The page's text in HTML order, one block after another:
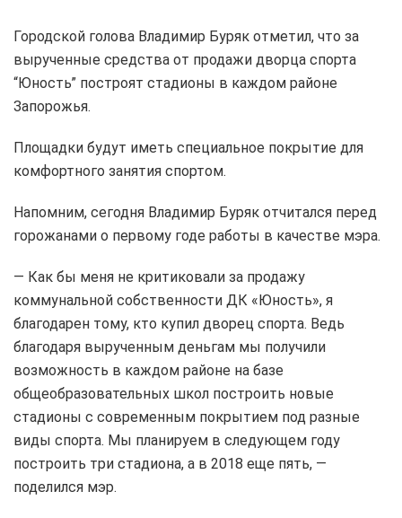
Городской голова Владимир Буряк отметил, что за
вырученные средства от продажи дворца спорта
“Юность” построят стадионы в каждом районе
Запорожья.
Площадки будут иметь специальное покрытие для
комфортного занятия спортом.
Напомним, сегодня Владимир Буряк отчитался перед
горожанами о первому годе работы в качестве мэра.
— Как бы меня не критиковали за продажу
коммунальной собственности ДК «Юность», я
благодарен тому, кто купил дворец спорта. Ведь
благодаря вырученным деньгам мы получили
возможность в каждом районе на базе
общеобразовательных школ построить новые
стадионы с современным покрытием под разные
виды спорта. Мы планируем в следующем году
построить три стадиона, а в 2018 еще пять, —
поделился мэр.